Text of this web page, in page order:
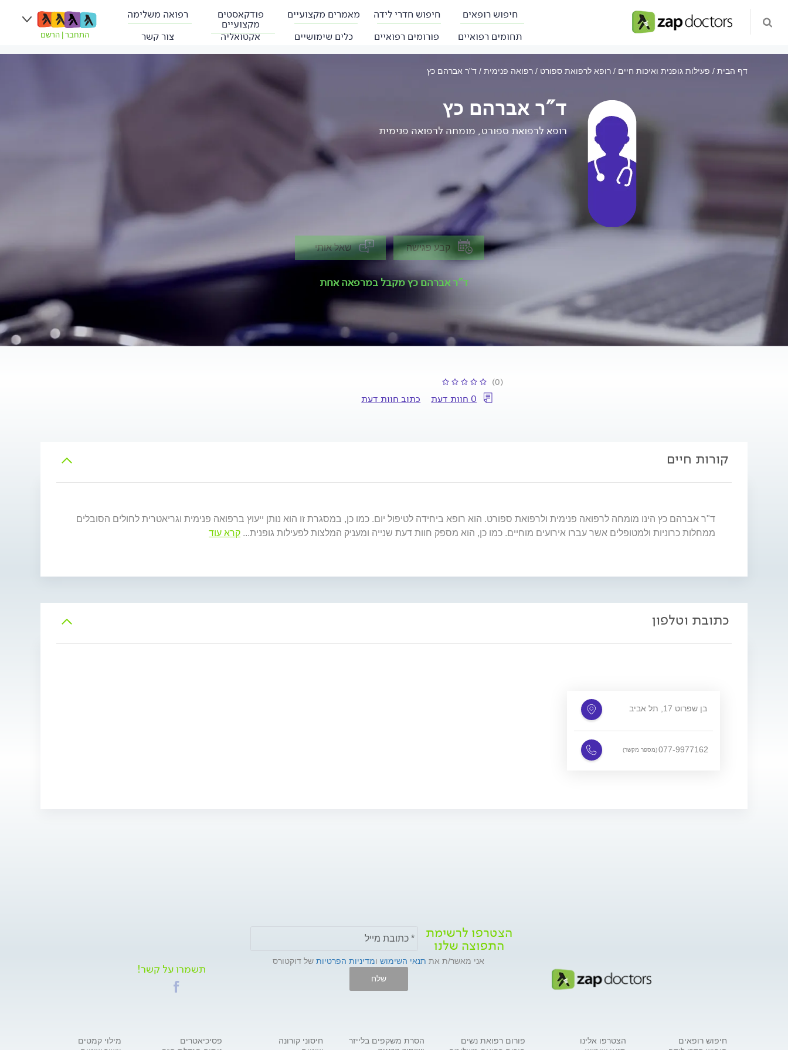
חיפוש רופאים חיפוש חדרי לידה מאמרים מקצועיים פודקאסטים
מקצועיים
רפואה משלימה
תחומים רפואיים
פורומים רפואיים כלים שימושיים אקטואליה צור קשר התחבר הרשם
דף הבית פעילות גופנית ואיכות חיים רופא לרפואת ספורט רפואה פנימית ד"ר אברהם כץ
ד"ר אברהם כץ
רופא לרפואת ספורט, מומחה לרפואה פנימית
קבע פגישה שאל אותי
ד"ר אברהם כץ מקבל במרפאה אחת
(0)
0 חוות דעת כתוב חוות דעת
קורות חיים
ד"ר אברהם כץ הינו מומחה לרפואה פנימית ולרפואת ספורט. הוא רופא ביחידה לטיפול יום. כמו כן, במסגרת זו הוא נותן ייעוץ ברפואה פנימית וגריאטרית לחולים הסובלים
ממחלות כרוניות ולמטופלים אשר עברו אירועים מוחיים. כמו כן, הוא מספק חוות דעת שנייה ומעניק המלצות לפעילות גופנית... קרא עוד
כתובת וטלפון
בן שפרוט 17, תל אביב
077-9977162(מספר מקשר)
הצטרפו לרשימת
התפוצה שלנו
אני מאשר/ת את תנאי השימוש ומדיניות הפרטיות של דוקטורס
שלח
תשמרו על קשר!
חיפוש רופאים
הצטרפו אלינו
פורום רפואת נשים
הסרת משקפים בלייזר
חיסוני קורונה
פסיכיאטרים
מילוי קמטים